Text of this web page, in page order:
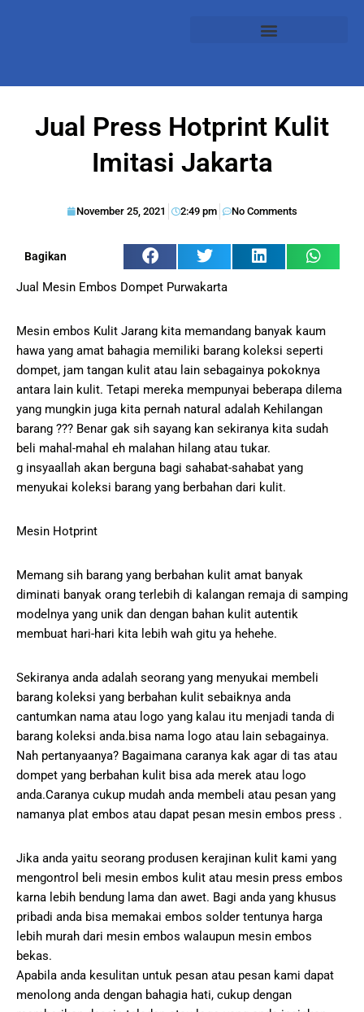
Jual Press Hotprint Kulit
Imitasi Jakarta
November 25, 2021 2:49 pm No Comments
Bagikan
Jual Mesin Embos Dompet Purwakarta
Mesin embos Kulit Jarang kita memandang banyak kaum
hawa yang amat bahagia memiliki barang koleksi seperti
dompet, jam tangan kulit atau lain sebagainya pokoknya
antara lain kulit. Tetapi mereka mempunyai beberapa dilema
yang mungkin juga kita pernah natural adalah Kehilangan
barang ??? Benar gak sih sayang kan sekiranya kita sudah
beli mahal-mahal eh malahan hilang atau tukar.
g insyaallah akan berguna bagi sahabat-sahabat yang
menyukai koleksi barang yang berbahan dari kulit.
Mesin Hotprint
Memang sih barang yang berbahan kulit amat banyak
diminati banyak orang terlebih di kalangan remaja di samping
modelnya yang unik dan dengan bahan kulit autentik
membuat hari-hari kita lebih wah gitu ya hehehe.
Sekiranya anda adalah seorang yang menyukai membeli
barang koleksi yang berbahan kulit sebaiknya anda
cantumkan nama atau logo yang kalau itu menjadi tanda di
barang koleksi anda.bisa nama logo atau lain sebagainya.
Nah pertanyaanya? Bagaimana caranya kak agar di tas atau
dompet yang berbahan kulit bisa ada merek atau logo
anda.Caranya cukup mudah anda membeli atau pesan yang
namanya plat embos atau dapat pesan mesin embos press .
Jika anda yaitu seorang produsen kerajinan kulit kami yang
mengontrol beli mesin embos kulit atau mesin press embos
karna lebih bendung lama dan awet. Bagi anda yang khusus
pribadi anda bisa memakai embos solder tentunya harga
lebih murah dari mesin embos walaupun mesin embos
bekas.
Apabila anda kesulitan untuk pesan atau pesan kami dapat
menolong anda dengan bahagia hati, cukup dengan